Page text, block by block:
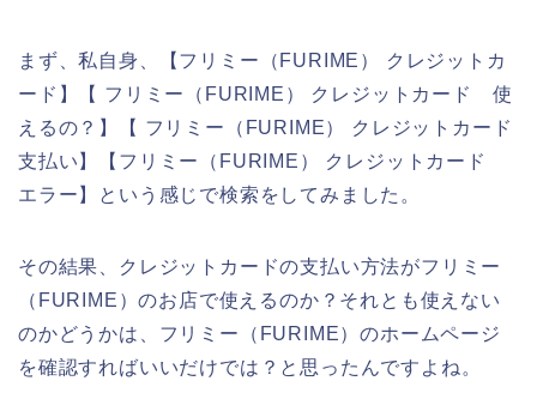
まず、私自身、【フリミー（FURIME） クレジットカ
ード】【 フリミー（FURIME） クレジットカード 使
えるの？】【 フリミー（FURIME） クレジットカード
支払い】【フリミー（FURIME） クレジットカード
エラー】という感じで検索をしてみました。
その結果、クレジットカードの支払い方法がフリミー
（FURIME）のお店で使えるのか？それとも使えない
のかどうかは、フリミー（FURIME）のホームページ
を確認すればいいだけでは？と思ったんですよね。